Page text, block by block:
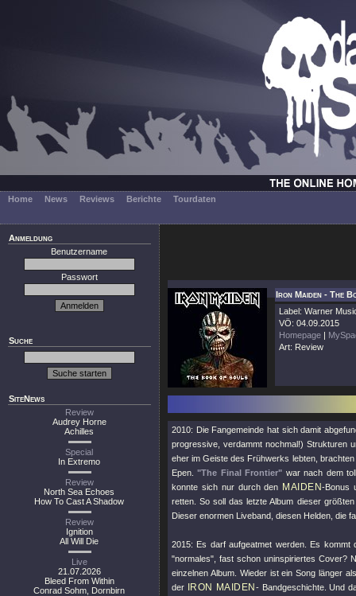
Home News Reviews Berichte Tourdaten
Anmeldung
Benutzername
Passwort
Suche
SiteNews
Review
Audrey Horne
Achilles
Special
In Extremo
Review
North Sea Echoes
How To Cast A Shadow
Review
Ignition
All Will Die
Live
21.07.2026
Bleed From Within
Conrad Sohm, Dornbirn
Iron Maiden - The
Label: Warner
VÖ: 04.09.2015
Homepage |
Art: Review
2010: Die Fangemeinde hat sich damit
progressive, verdammt nochmal!) Strukturen
eher im Geiste des Frühwerks lebten,
Epen."The Final Frontier" war nach dem
konnte sich nur durch den MAIDEN-Bonus
retten. So soll das letzte Album dieser
Dieser enormen Liveband, diesen Helden, die
2015: Es darf aufgeatmet werden. Es kommt
"normales", fast schon uninspiriertes Cover?
einzelnen Album. Wieder ist ein Song länger
der
IRON MAIDEN - Bandgeschichte. Und